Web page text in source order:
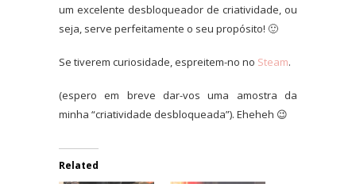
um excelente desbloqueador de criatividade, ou
seja, serve perfeitamente o seu propósito! 🙂
Se tiverem curiosidade, espreitem-no no Steam.
(espero em breve dar-vos uma amostra da
minha “criatividade desbloqueada”). Eheheh 😉
Related